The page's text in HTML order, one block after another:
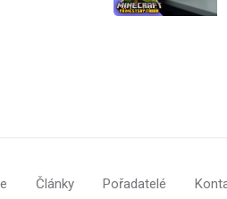
Články Pořadatelé